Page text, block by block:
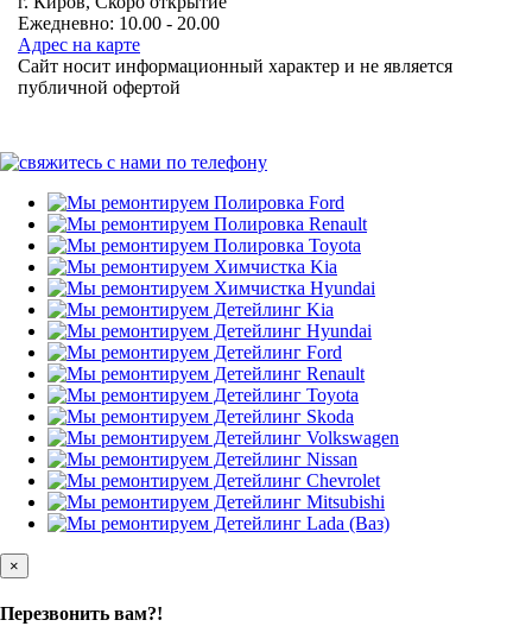
Ежедневно: 10.00 - 20.00
Адрес на карте
Сайт носит информационный характер и не является
публичной офертой
×
Перезвонить вам?!